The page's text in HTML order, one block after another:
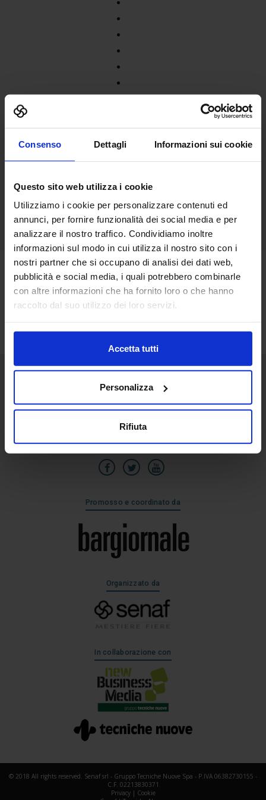
Consenso Dettagli Informazioni sui cookie
Questo sito web utilizza i cookie
Utilizziamo i cookie per personalizzare contenuti ed
annunci, per fornire funzionalità dei social media e per
analizzare il nostro traffico. Condividiamo inoltre
informazioni sul modo in cui utilizza il nostro sito con i
nostri partner che si occupano di analisi dei dati web,
pubblicità e social media, i quali potrebbero combinarle
con altre informazioni che ha fornito loro o che hanno
raccolto dal suo utilizzo dei loro servizi.
Accetta tutti
Personalizza
Rifiuta
13
Feb
Senaf srl
Via Eritrea 21/A
20157 | Milano | Italia
Promosso e coordinato da
Organizzato da
In collaborazione con
© 2018 All rights reserved. Senaf srl - Gruppo Tecniche Nuove Spa - P.IVA 06382730155 -
C.F. 02213830371
Privacy| Cookie